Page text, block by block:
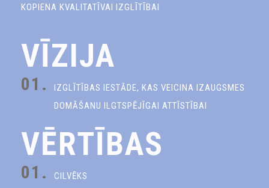
KOPIENA KVALITATĪVAI IZGLĪTĪBAI
VĪZIJA
01.
IZGLĪTĪBAS IESTĀDE, KAS VEICINA IZAUGSMES
DOMĀŠANU ILGTSPĒJĪGAI ATTĪSTĪBAI
VĒRTĪBAS
01. CILVĒKS